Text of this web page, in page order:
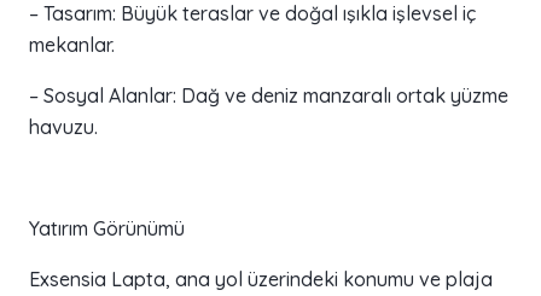
– Tasarım: Büyük teraslar ve doğal ışıkla işlevsel iç
mekanlar.
– Sosyal Alanlar: Dağ ve deniz manzaralı ortak yüzme
havuzu.
Yatırım Görünümü
Exsensia Lapta, ana yol üzerindeki konumu ve plaja